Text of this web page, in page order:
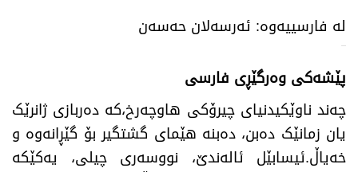
لە فارسییەوە: ئەرسەلان حەسەن
پێشەکی وەرگێڕی فارسی
چەند ناوێکیدنیای چیرۆکی هاوچەرخ،کە دەربازی ژانرێک
یان زمانێک دەبن، دەبنە هێمای گشتگیر بۆ گێڕانەوە و
خەیاڵ.ئیسابێل ئالەندێ، نووسەری چیلی، یەکێکە